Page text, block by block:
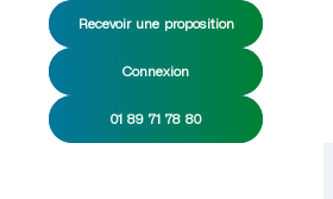
Recevoir une proposition
Connexion
01 89 71 78 80
CDD